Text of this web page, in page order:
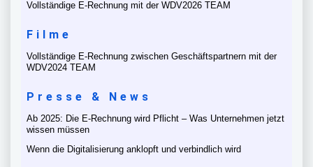
Vollständige E-Rechnung mit der WDV2026 TEAM
Filme
Vollständige E-Rechnung zwischen Geschäftspartnern mit der
WDV2024 TEAM
Presse & News
Ab 2025: Die E-Rechnung wird Pflicht – Was Unternehmen jetzt
wissen müssen
Wenn die Digitalisierung anklopft und verbindlich wird